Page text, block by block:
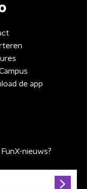
de app
nieuws?